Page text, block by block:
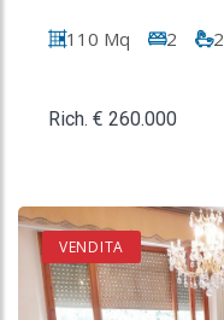
110 Mq 2 2
Rich. € 260.000
VENDITA